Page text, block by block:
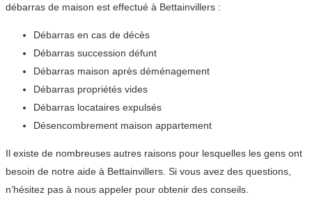
débarras de maison est effectué à Bettainvillers :
Débarras en cas de décès
Débarras succession défunt
Débarras maison après déménagement
Débarras propriétés vides
Débarras locataires expulsés
Désencombrement maison appartement
Il existe de nombreuses autres raisons pour lesquelles les gens ont
besoin de notre aide à Bettainvillers. Si vous avez des questions,
n’hésitez pas à nous appeler pour obtenir des conseils.